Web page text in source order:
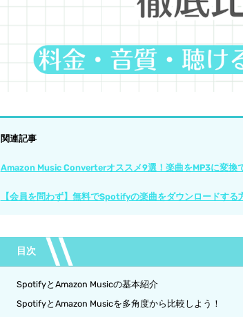
関連記事
Amazon Music Converterオススメ9選！楽曲をMP3に変換
【会員を問わず】無料でSpotifyの楽曲をダウンロードする
目次
SpotifyとAmazon Musicの基本紹介
SpotifyとAmazon Musicを多角度から比較しよう！